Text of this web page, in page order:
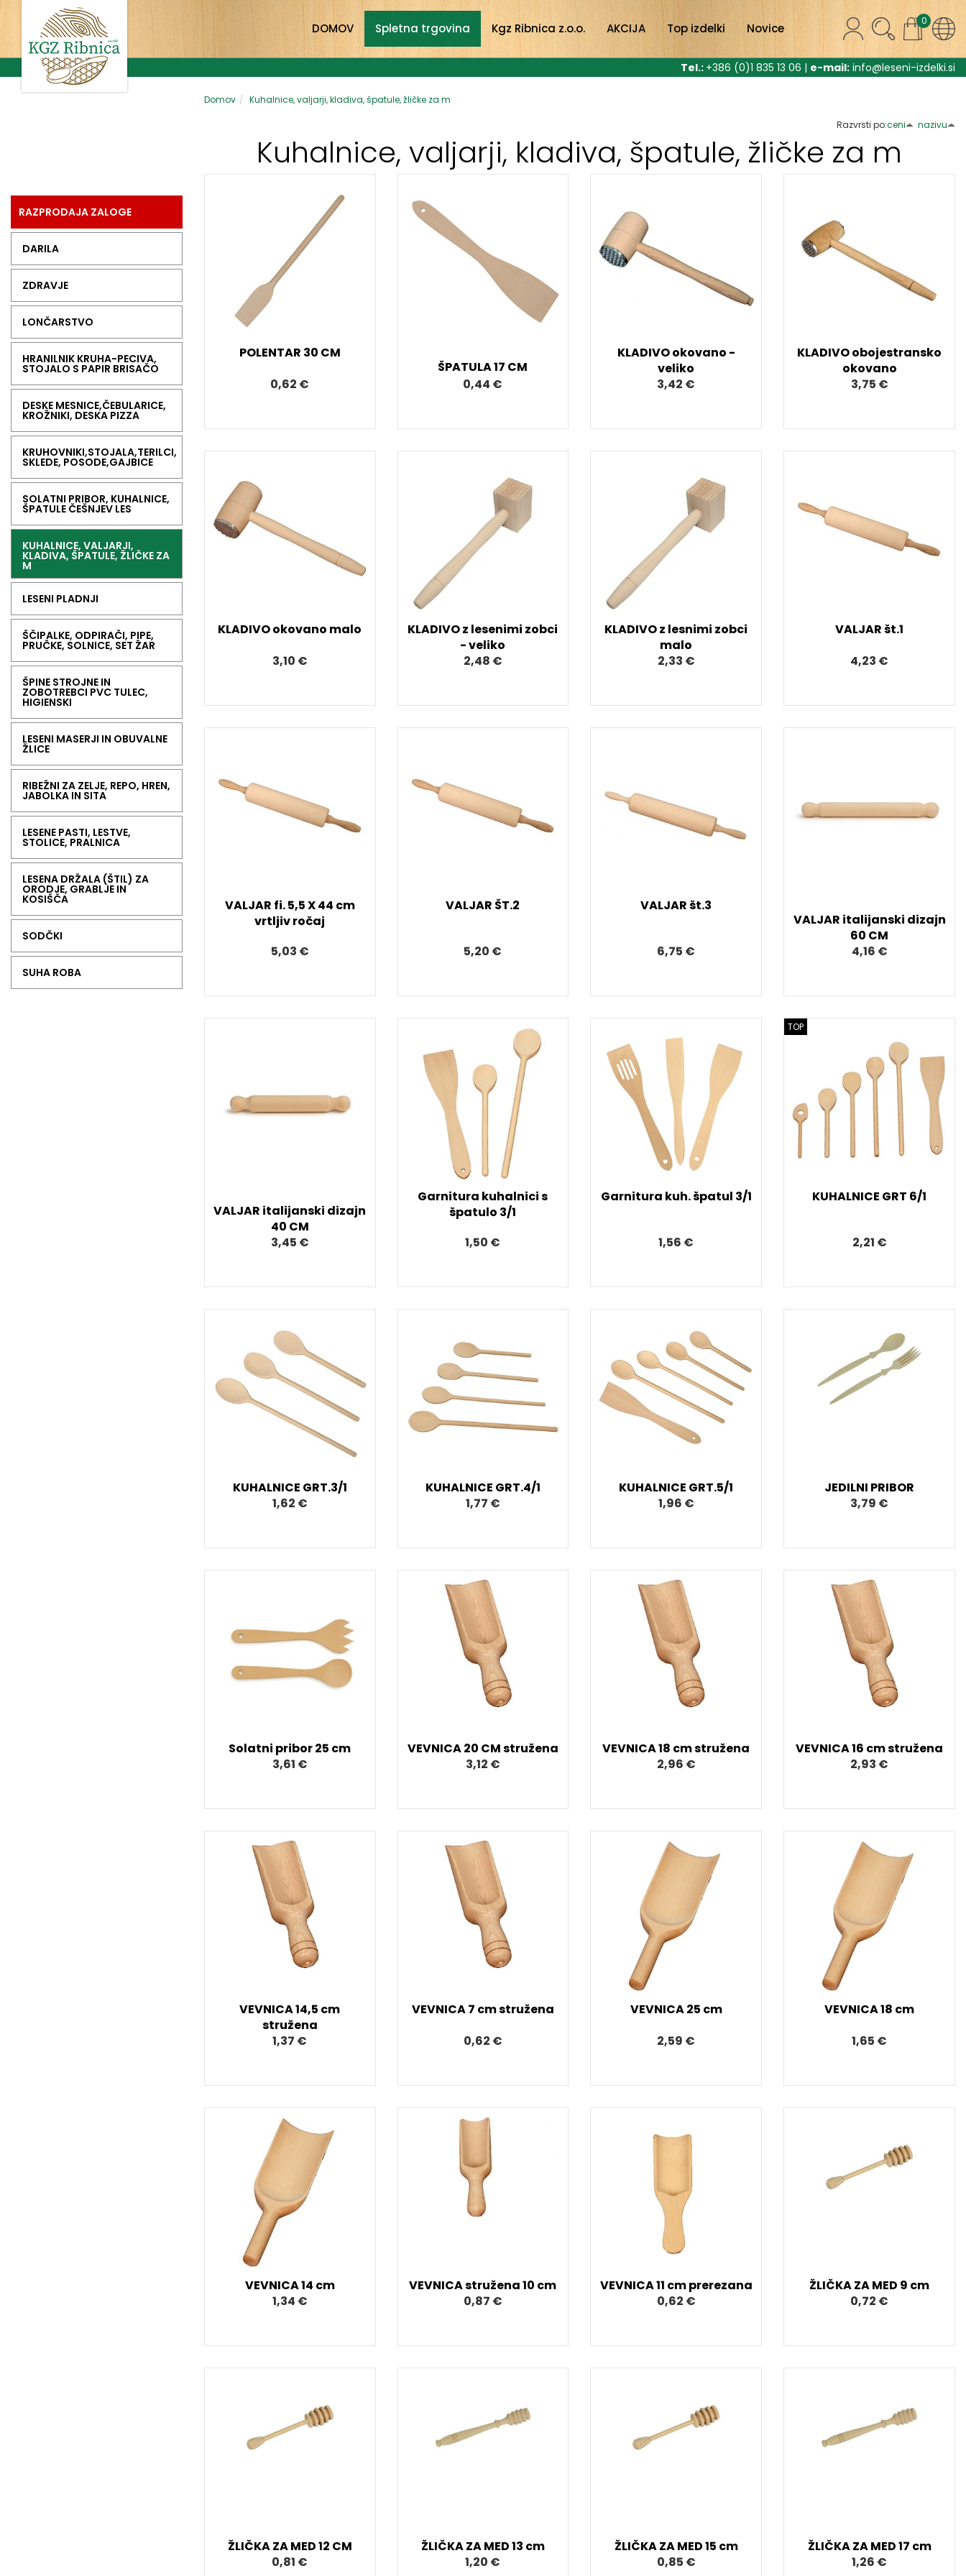
0
DOMOV Spletna trgovina Kgz Ribnica z.o.o. AKCIJA Top izdelki Novice
Tel.: +386 (0)1 835 13 06 | e-mail: info@leseni-izdelki.si
RAZPRODAJA ZALOGE
DARILA
ZDRAVJE
LONČARSTVO
HRANILNIK KRUHA-PECIVA,
STOJALO S PAPIR BRISAČO
DESKE MESNICE,ČEBULARICE,
KROŽNIKI, DESKA PIZZA
KRUHOVNIKI,STOJALA,TERILCI,
SKLEDE, POSODE,GAJBICE
SOLATNI PRIBOR, KUHALNICE,
ŠPATULE ČEŠNJEV LES
KUHALNICE, VALJARJI,
KLADIVA, ŠPATULE, ŽLIČKE ZA
M
LESENI PLADNJI
ŠČIPALKE, ODPIRAČI, PIPE,
PRUČKE, SOLNICE, SET ŽAR
ŠPINE STROJNE IN
ZOBOTREBCI PVC TULEC,
HIGIENSKI
LESENI MASERJI IN OBUVALNE
ŽLICE
RIBEŽNI ZA ZELJE, REPO, HREN,
JABOLKA IN SITA
LESENE PASTI, LESTVE,
STOLICE, PRALNICA
LESENA DRŽALA (ŠTIL) ZA
ORODJE, GRABLJE IN
KOSIŠČA
SODČKI
SUHA ROBA
Domov Kuhalnice, valjarji, kladiva, špatule, žličke za m
Razvrsti po:ceni nazivu
Kuhalnice, valjarji, kladiva, špatule, žličke za m
POLENTAR 30 CM
0,62 €
ŠPATULA 17 CM
0,44 €
KLADIVO okovano -
veliko
3,42 €
KLADIVO obojestransko
okovano
3,75 €
KLADIVO okovano malo
3,10 €
KLADIVO z lesenimi zobci
- veliko
2,48 €
KLADIVO z lesnimi zobci
malo
2,33 €
VALJAR št.1
4,23 €
VALJAR fi. 5,5 X 44 cm
vrtljiv ročaj
5,03 €
VALJAR ŠT.2
5,20 €
VALJAR št.3
6,75 €
VALJAR italijanski dizajn
60 CM
4,16 €
VALJAR italijanski dizajn
40 CM
3,45 €
Garnitura kuhalnici s
špatulo 3/1
1,50 €
Garnitura kuh. špatul 3/1
1,56 €
TOP
KUHALNICE GRT 6/1
2,21 €
KUHALNICE GRT.3/1
1,62 €
KUHALNICE GRT.4/1
1,77 €
KUHALNICE GRT.5/1
1,96 €
JEDILNI PRIBOR
3,79 €
Solatni pribor 25 cm
3,61 €
VEVNICA 20 CM stružena
3,12 €
VEVNICA 18 cm stružena
2,96 €
VEVNICA 16 cm stružena
2,93 €
VEVNICA 14,5 cm
stružena
1,37 €
VEVNICA 7 cm stružena
0,62 €
VEVNICA 25 cm
2,59 €
VEVNICA 18 cm
1,65 €
VEVNICA 14 cm
1,34 €
VEVNICA stružena 10 cm
0,87 €
VEVNICA 11 cm prerezana
0,62 €
ŽLIČKA ZA MED 9 cm
0,72 €
ŽLIČKA ZA MED 12 CM
0,81 €
ŽLIČKA ZA MED 13 cm
1,20 €
ŽLIČKA ZA MED 15 cm
0,85 €
ŽLIČKA ZA MED 17 cm
1,26 €